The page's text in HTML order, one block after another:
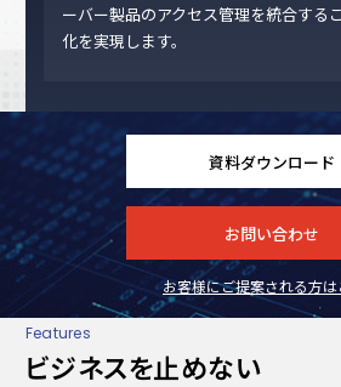
ーバー製品のアクセス管理を統合する
化を実現します。
資料ダウンロード
お問い合わせ
お客様にご提案される方は
Features
ビジネスを止めない